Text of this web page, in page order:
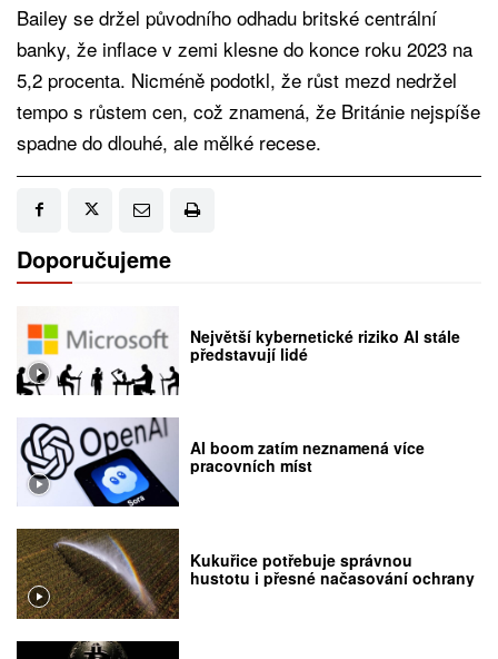
Bailey se držel původního odhadu britské centrální
banky, že inflace v zemi klesne do konce roku 2023 na
5,2 procenta. Nicméně podotkl, že růst mezd nedržel
tempo s růstem cen, což znamená, že Británie nejspíše
spadne do dlouhé, ale mělké recese.
Doporučujeme
Největší kybernetické riziko AI stále
představují lidé
AI boom zatím neznamená více
pracovních míst
Kukuřice potřebuje správnou
hustotu i přesné načasování ochrany